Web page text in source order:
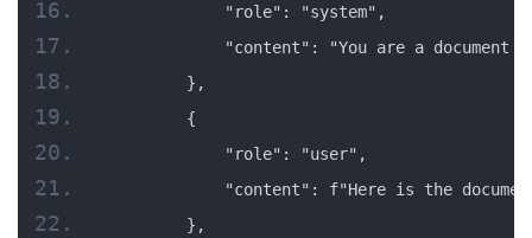
            "role": "system",
"content": "You are a document
        },
        {
            "role": "user",
"content": f"Here is the
        },